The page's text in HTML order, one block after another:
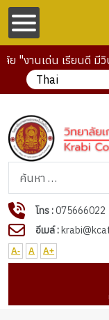
"งานเด่น เรียนดี มีวิ
การค้นหา
โทร :075666022
อีเมล์ :
A- A A+